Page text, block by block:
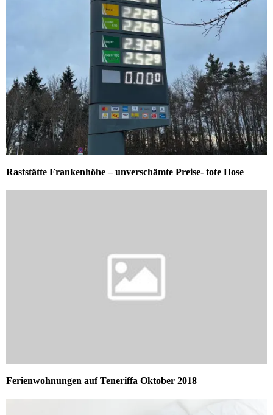
Raststätte Frankenhöhe – unverschämte Preise- tote Hose
Ferienwohnungen auf Teneriffa Oktober 2018